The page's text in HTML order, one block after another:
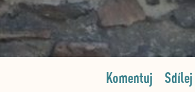
Sdílej
Komentuj